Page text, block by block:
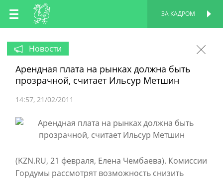
RU
EN
ЗА КАДРОМ
Новости
Арендная плата на рынках должна быть
прозрачной, считает Ильсур Метшин
14:57 21/02/2011
(KZN.RU, 21 февраля, Елена Чембаева). Комиссии
Гордумы рассмотрят возможность снизить
ПЕРСОНАЛЬНАЯ